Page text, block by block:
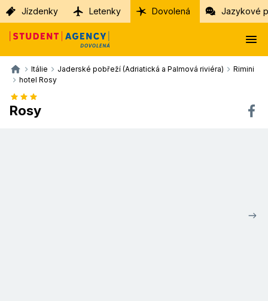
Jízdenky Letenky Dovolená Jazykové
Itálie Jaderské pobřeží (Adriatická a Palmová riviéra)
Rimini
hotel Rosy
Rosy